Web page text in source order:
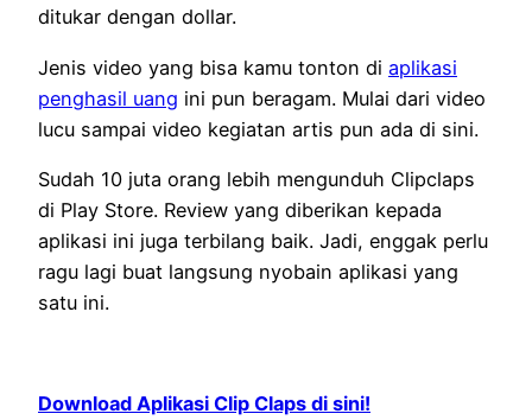
ditukar dengan dollar.
Jenis video yang bisa kamu tonton di aplikasi
penghasil uang ini pun beragam. Mulai dari video
lucu sampai video kegiatan artis pun ada di sini.
Sudah 10 juta orang lebih mengunduh Clipclaps
di Play Store. Review yang diberikan kepada
aplikasi ini juga terbilang baik. Jadi, enggak perlu
ragu lagi buat langsung nyobain aplikasi yang
satu ini.
Download Aplikasi Clip Claps di sini!